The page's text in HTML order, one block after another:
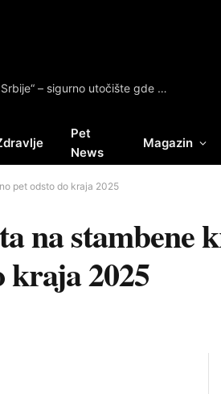
Dr Mirko Mrđen: Letnji kamp „Naše Srbije“ – sigurno utočište gde deca bez roditelja ponovo mogu da se osete zaštićeno
Pet
News
Magazin
pet odsto do kraja 2025
na stambene
kraja 2025